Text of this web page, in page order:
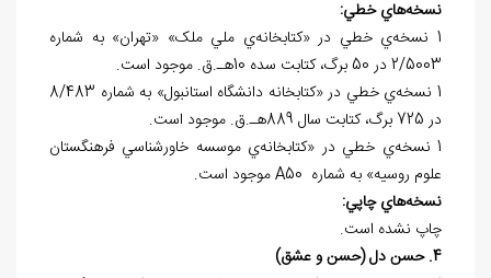
نسخههاي خطي:
1 نسخه‌ي خطي در «کتابخانه‌ي ملي ملک» «تهران» به شماره
2/5003 در 50 برگ، کتابت سده 10هـ.ق. موجود است.
1 نسخه‌ي خطي در «کتابخانه دانشگاه استانبول» به شماره 8/483
در 725 برگ، کتابت سال 889هـ.ق. موجود است.
1 نسخه‌ي خطي در «کتابخانه‌ي موسسه خاورشناسي فرهنگستان
علوم روسيه» به شماره 50
Aموجود است.
نسخههاي چاپي:
چاپ نشده است.
4. حسن دل (حسن و عشق)